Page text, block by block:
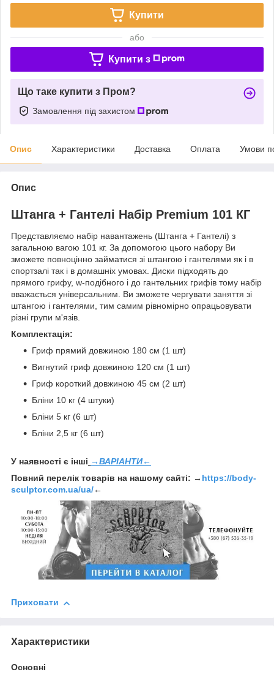
Купити
або
Купити з
Що таке купити з Пром?
Замовлення під захистом
Опис Характеристики Доставка Оплата Умови
Опис
Штанга + Гантелі Набір Premium 101 КГ
Представляємо набір навантажень (Штанга + Гантелі) з
загальною вагою 101 кг. За допомогою цього набору Ви
зможете повноцінно займатися зі штангою і гантелями як і в
спортзалі так і в домашніх умовах. Диски підходять до
прямого грифу, w-подібного і до гантельних грифів тому набір
вважається універсальним. Ви зможете чергувати заняття зі
штангою і гантелями, тим самим рівномірно опрацьовувати
різні групи м'язів.
Комплектація:
Гриф прямий довжиною 180 см (1 шт)
Вигнутий гриф довжиною 120 см (1 шт)
Гриф короткий довжиною 45 см (2 шт)
Бліни 10 кг (4 штуки)
Бліни 5 кг (6 шт)
Бліни 2,5 кг (6 шт)
У наявності є інші →ВАРІАНТИ←
Повний перелік товарів на нашому сайті: → https://body-
sculptor.com.ua/ua/←
Приховати
Характеристики
Основні